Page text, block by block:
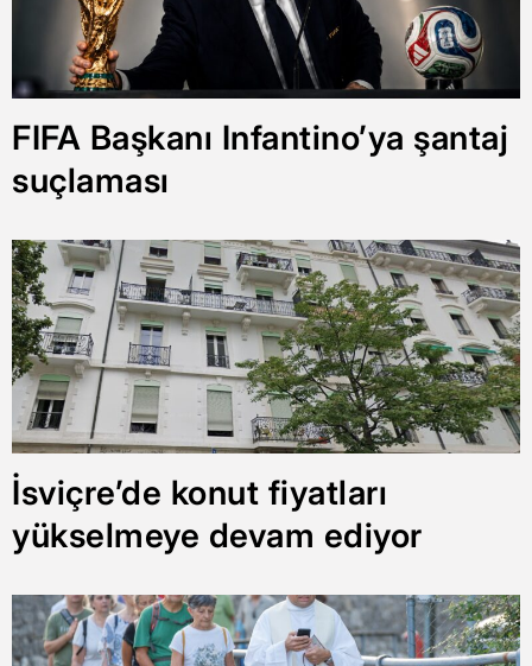
FIFA Başkanı Infantino’ya şantaj
suçlaması
İsviçre’de konut fiyatları
yükselmeye devam ediyor